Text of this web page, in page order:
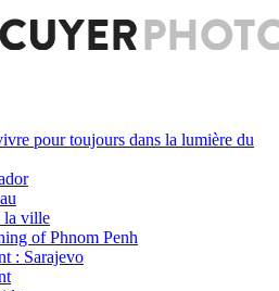
pour toujours dans la lumière du
la ville
of Phnom Penh
: Sarajevo